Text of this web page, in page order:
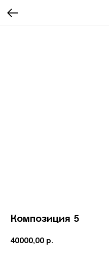
Композиция 5
40000,00 р.